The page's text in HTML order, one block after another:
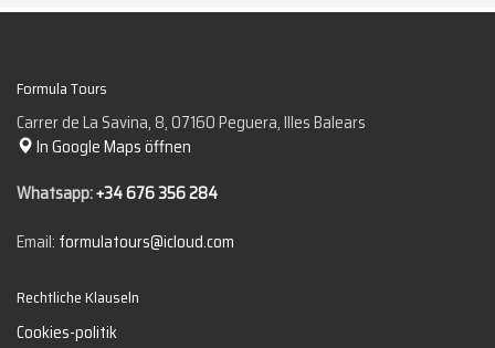
Formula Tours
Carrer de La Savina, 8, 07160 Peguera, Illes Balears
In Google Maps öffnen
Whatsapp:+34 676 356 284
Email: formulatours@icloud.com
Rechtliche Klauseln
Cookies-politik